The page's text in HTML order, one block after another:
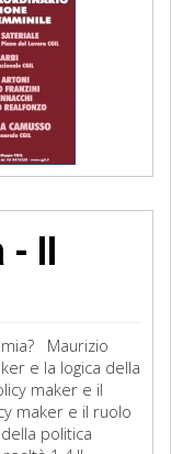
- II
Maurizio
e la logica della
maker e il
maker e il ruolo
politica